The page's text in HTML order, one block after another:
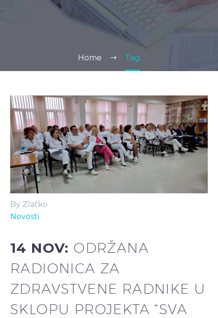
Home Tag
By Zlatko
Novosti
14 NOV: ODRŽANA
RADIONICA ZA
ZDRAVSTVENE RADNIKE U
SKLOPU PROJEKTA “SVA